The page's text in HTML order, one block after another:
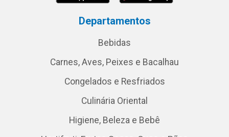
Departamentos
Bebidas
Carnes, Aves, Peixes e Bacalhau
Congelados e Resfriados
Culinária Oriental
Higiene, Beleza e Bebê